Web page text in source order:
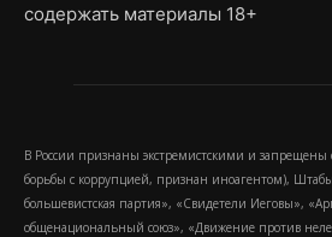
содержать материалы 18+
В России признаны экстремистскими и
борьбы с коррупцией, признан иноагентом),
большевистская партия», «Свидетели Иеговы»,
общенациональный союз», «Движение против